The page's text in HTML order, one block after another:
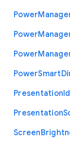
Power
Power
Power
PowerSmart
Presentation
Presentation
Screen